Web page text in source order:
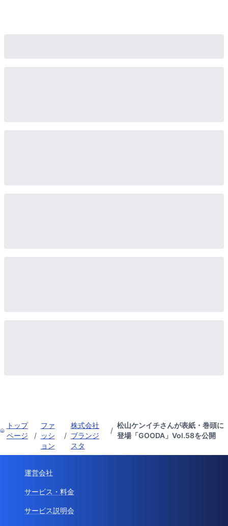
トップ
ページ
/
ファ
ッシ
ョン
/
株式会社
ブランジ
スタ
/
松山ケンイチさんが表紙・巻頭に
登場「GOODA」Vol.58を公開
運営会社
サービス・料金
サービス説明会